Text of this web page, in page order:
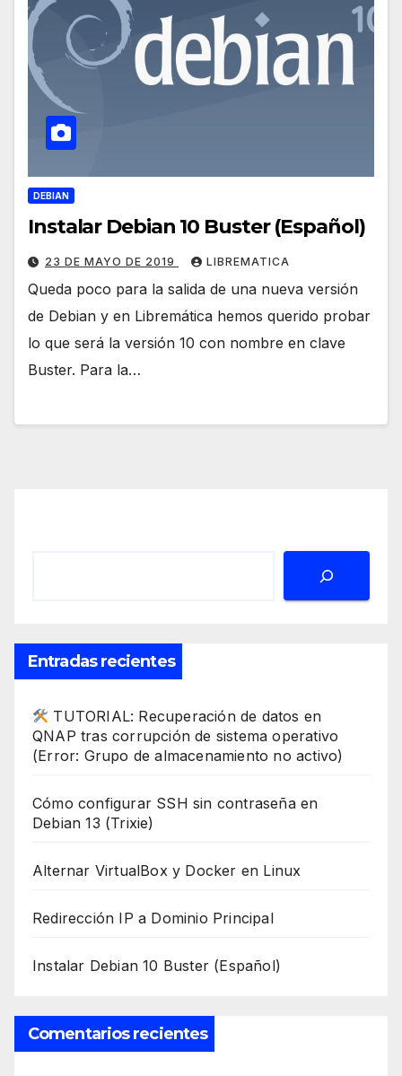
DEBIAN
Instalar Debian 10 Buster (Español)
23 DE MAYO DE 2019 LIBREMATICA
Queda poco para la salida de una nueva versión
de Debian y en Libremática hemos querido probar
lo que será la versión 10 con nombre en clave
Buster. Para la…
Entradas recientes
TUTORIAL: Recuperación de datos en
QNAP tras corrupción de sistema operativo
(Error: Grupo de almacenamiento no activo)
Cómo configurar SSH sin contraseña en
Debian 13 (Trixie)
Alternar VirtualBox y Docker en Linux
Redirección IP a Dominio Principal
Instalar Debian 10 Buster (Español)
Comentarios recientes